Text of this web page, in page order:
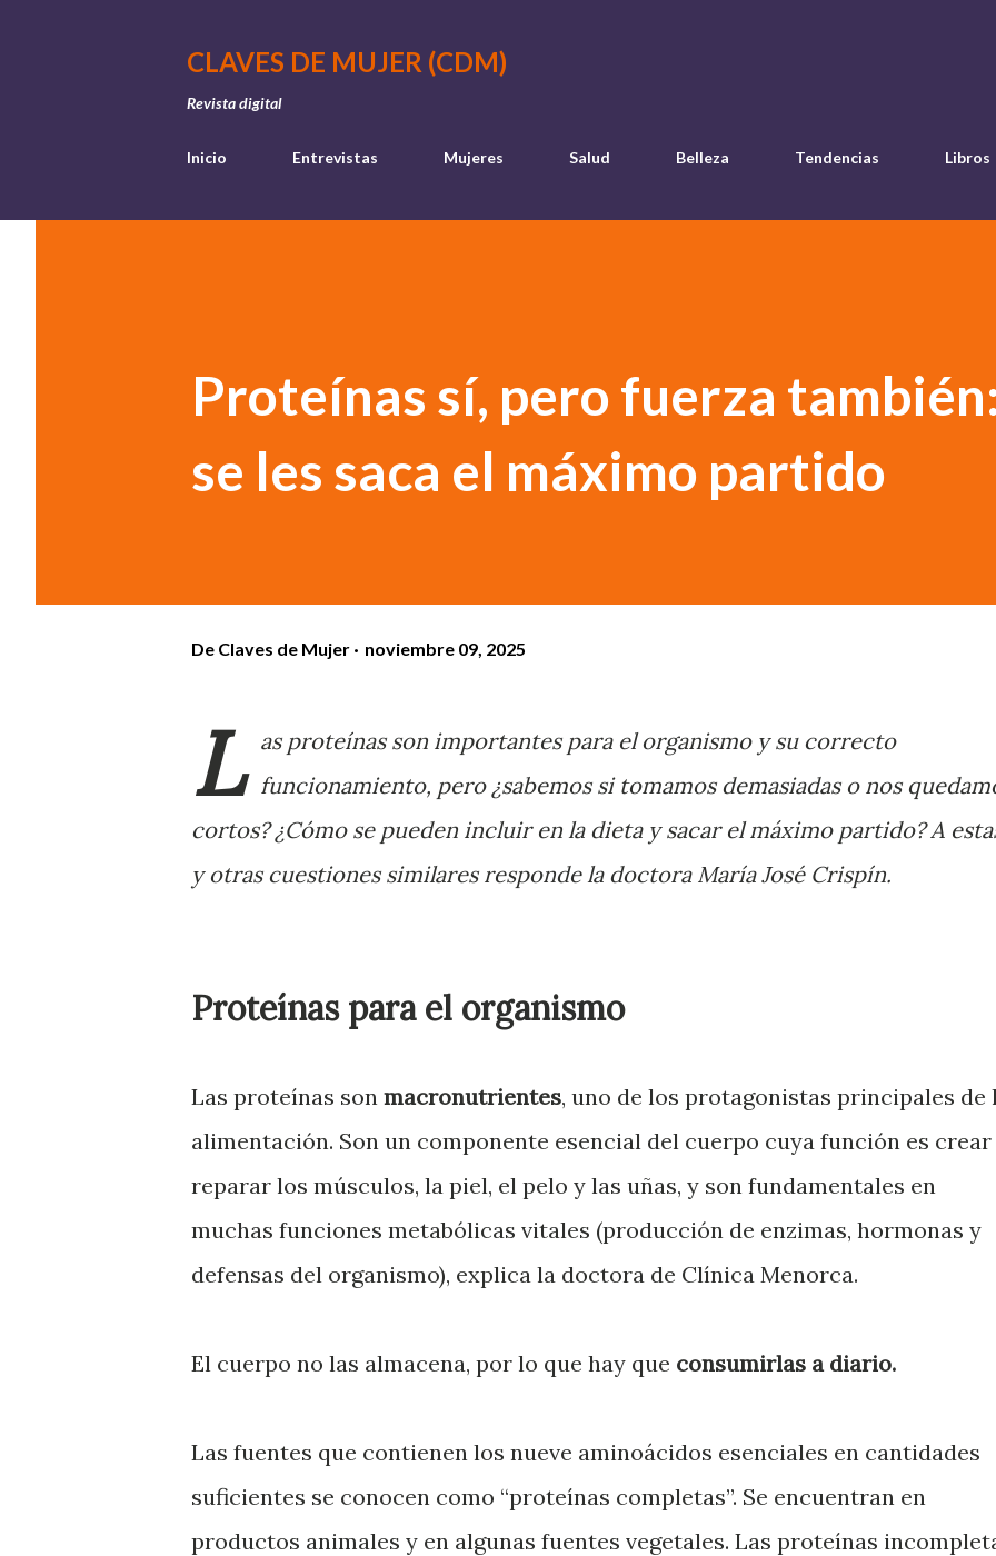
CLAVES DE MUJER (CDM)
Revista digital
Inicio Entrevistas Mujeres Salud Belleza Tendencias Libros
Proteínas sí, pero fuerza
se les saca el máximo partido
De Claves de Mujer noviembre 09, 2025
L
as proteínas son importantes para el organismo y su correcto
funcionamiento, pero ¿sabemos si tomamos demasiadas o nos
cortos? ¿Cómo se pueden incluir en la dieta y sacar el máximo partido? A
y otras cuestiones similares responde la doctora María José Crispín.
Proteínas para el organismo
Las proteínas son macronutrientes, uno de los protagonistas principales de
alimentación. Son un componente esencial del cuerpo cuya función es crear
reparar los músculos, la piel, el pelo y las uñas, y son fundamentales en
muchas funciones metabólicas vitales (producción de enzimas, hormonas y
defensas del organismo), explica la doctora de Clínica Menorca.
El cuerpo no las almacena, por lo que hay que consumirlas a diario.
Las fuentes que contienen los nueve aminoácidos esenciales en cantidades
suficientes se conocen como “proteínas completas”. Se encuentran en
productos animales y en algunas fuentes vegetales. Las proteínas